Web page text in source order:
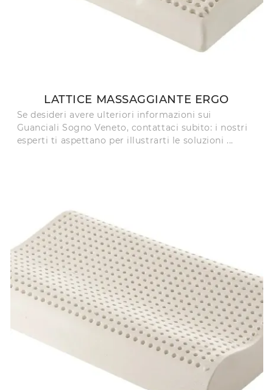
LATTICE MASSAGGIANTE ERGO
Se desideri avere ulteriori informazioni sui
Guanciali Sogno Veneto, contattaci subito: i nostri
esperti ti aspettano per illustrarti le soluzioni ...